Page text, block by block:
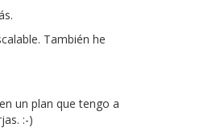
También he
un plan que tengo a
:-)